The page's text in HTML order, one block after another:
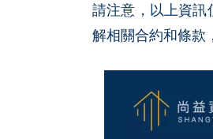
請注意，以上資訊
解相關合約和條款